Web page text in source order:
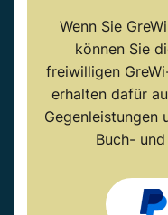
Wenn Sie
können Sie
freiwilligen
erhalten dafür
Gegenleistungen
Buch-